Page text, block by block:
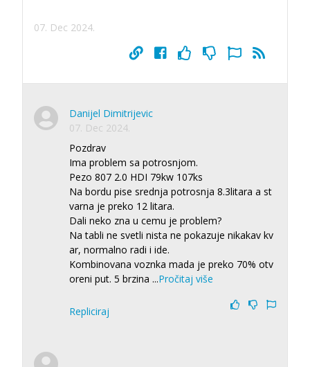
07. Dec 2024.
Danijel Dimitrijevic
07. Dec 2024.
Pozdrav
Ima problem sa potrosnjom.
Pezo 807 2.0 HDI 79kw 107ks
Na bordu pise srednja potrosnja 8.3litara a st
varna je preko 12 litara.
Dali neko zna u cemu je problem?
Na tabli ne svetli nista ne pokazuje nikakav kv
ar, normalno radi i ide.
Kombinovana voznka mada je preko 70% otv
oreni put. 5 brzina ...Pročitaj više
Repliciraj